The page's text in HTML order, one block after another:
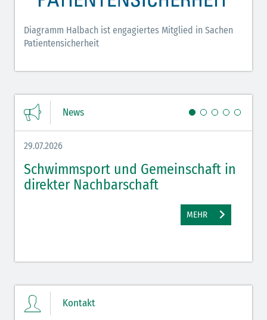
Diagramm Halbach ist engagiertes Mitglied in Sachen
Patientensicherheit
News
29.07.2026
Schwimmsport und Gemeinschaft in
direkter Nachbarschaft
MEHR
Kontakt